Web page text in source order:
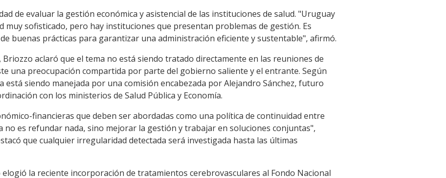
de evaluar la gestión económica y asistencial de las instituciones de salud. "Uruguay
muy sofisticado, pero hay instituciones que presentan problemas de gestión. Es
buenas prácticas para garantizar una administración eficiente y sustentable", afirmó.
Briozzo aclaró que el tema no está siendo tratado directamente en las reuniones de
una preocupación compartida por parte del gobierno saliente y el entrante. Según
está siendo manejada por una comisión encabezada por Alejandro Sánchez, futuro
con los ministerios de Salud Pública y Economía.
financieras que deben ser abordadas como una política de continuidad entre
es refundar nada, sino mejorar la gestión y trabajar en soluciones conjuntas",
que cualquier irregularidad detectada será investigada hasta las últimas
la reciente incorporación de tratamientos cerebrovasculares al Fondo Nacional